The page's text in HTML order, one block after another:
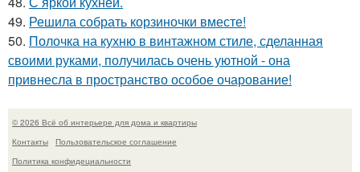
49. Решила собрать корзиночки вместе!
50. Полочка на кухню в винтажном стиле, сделанная
своими руками, получилась очень уютной - она
привнесла в пространство особое очарование!
© 2026 Всё об интерьере для дома и квартиры
Контакты
Пользовательское соглашение
Политика конфидециальности